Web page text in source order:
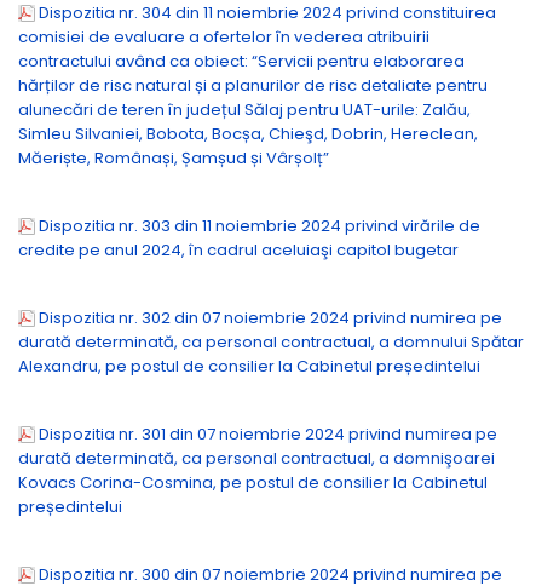
Dispozitia nr. 304 din 11 noiembrie 2024 privind constituirea
comisiei de evaluare a ofertelor în vederea atribuirii
contractului având ca obiect: “Servicii pentru elaborarea
hărților de risc natural și a planurilor de risc detaliate pentru
alunecări de teren în județul Sălaj pentru UAT-urile: Zalău,
Simleu Silvaniei, Bobota, Bocșa, Chieşd, Dobrin, Hereclean,
Măeriște, Românași, Șamșud și Vârșolț”
Dispozitia nr. 303 din 11 noiembrie 2024 privind virările de
credite pe anul 2024, în cadrul aceluiaşi capitol bugetar
Dispozitia nr. 302 din 07 noiembrie 2024 privind numirea pe
durată determinată, ca personal contractual, a domnului Spătar
Alexandru, pe postul de consilier la Cabinetul președintelui
Dispozitia nr. 301 din 07 noiembrie 2024 privind numirea pe
durată determinată, ca personal contractual, a domnişoarei
Kovacs Corina-Cosmina, pe postul de consilier la Cabinetul
președintelui
Dispozitia nr. 300 din 07 noiembrie 2024 privind numirea pe